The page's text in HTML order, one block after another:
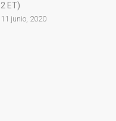
2 ET)
11 junio, 2020